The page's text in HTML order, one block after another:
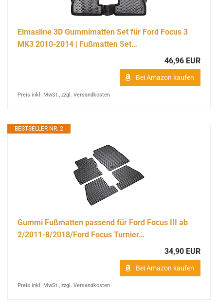
Elmasline 3D Gummimatten Set für Ford Focus 3
MK3 2010-2014 | Fußmatten Set…
46,96 EUR
Bei Amazon kaufen
Preis inkl. MwSt., zzgl. Versandkosten
BESTSELLER NR. 2
Gummi Fußmatten passend für Ford Focus III ab
2/2011-8/2018/Ford Focus Turnier…
34,90 EUR
Bei Amazon kaufen
Preis inkl. MwSt., zzgl. Versandkosten